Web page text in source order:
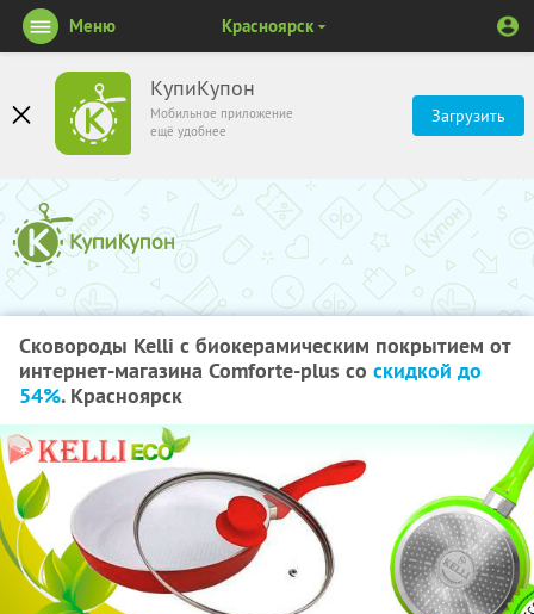
КупиКупон
Мобильное приложение
ещё удобнее
Загрузить
Меню Красноярск
Сковороды Kelli c биокерамическим покрытием от
интернет-магазина Comforte-plus со скидкой до
54%. Красноярск